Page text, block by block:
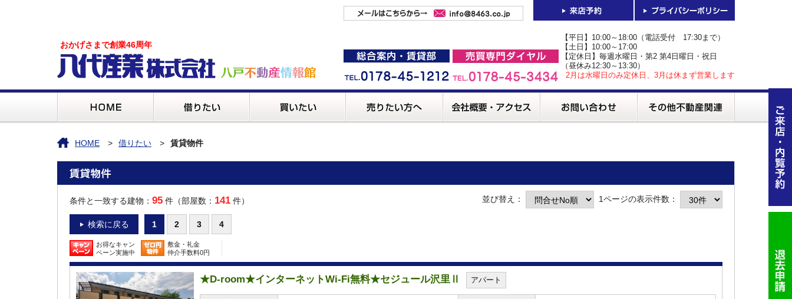
おかげさまで創業46周年
【平日】10:00～18:00（電話受付 17:30まで）
【土日】10:00～17:00
【定休日】毎週水曜日・第2 第4日曜日・祝日
（昼休み12:30～13:30）
2月は水曜日のみ定休日、3月は休まず営業します
HOME 借りたい 賃貸物件
条件と一致する建物： 95 件（部屋数： 141 件） 並び替え： 1ページの表示件数：
検索に戻る 1 2 3 4
お得なキャン
ペーン実施中
敷金・礼金
仲介手数料0円
★D-room★インターネットWi-Fi無料★セジュール沢里Ⅱ アパート